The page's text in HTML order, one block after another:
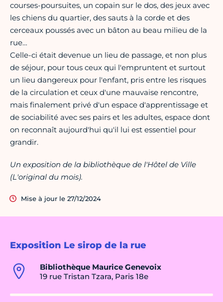
Exposition Le sirop de la rue
Bibliothèque Maurice Genevoix
19 rue Tristan Tzara, Paris 18e
courses-poursuites, un copain sur le dos, des jeux avec
les chiens du quartier, des sauts à la corde et des
cerceaux poussés avec un bâton au beau milieu de la
rue…
Celle-ci était devenue un lieu de passage, et non plus
de séjour, pour tous ceux qui l'empruntent et surtout
un lieu dangereux pour l'enfant, pris entre les risques
de la circulation et ceux d'une mauvaise rencontre,
mais finalement privé d'un espace d'apprentissage et
de sociabilité avec ses pairs et les adultes, espace dont
on reconnaît aujourd'hui qu'il lui est essentiel pour
grandir.
Un exposition de la bibliothèque de l'Hôtel de Ville
(L'original du mois).
Mise à jour le 27/12/2024